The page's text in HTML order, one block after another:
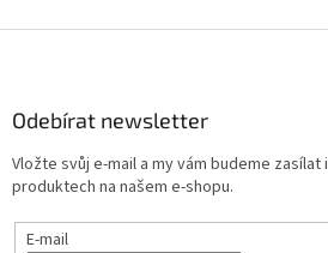
Odebírat newsletter
Vložte svůj e-mail a my vám budeme
produktech na našem e-shopu.
E-mail